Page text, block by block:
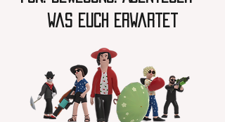
was euch erwartet